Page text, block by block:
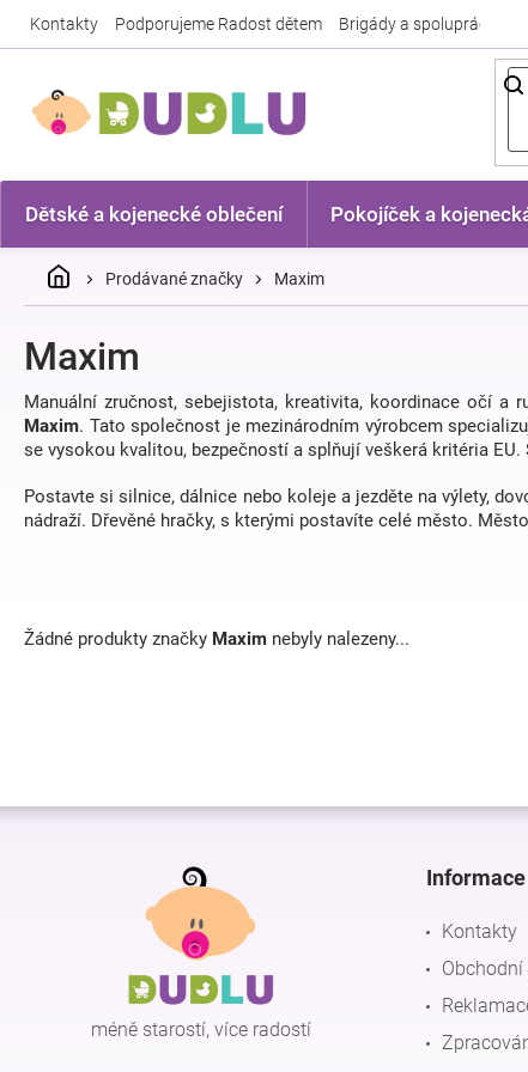
Kontakty Podporujeme Radost dětem Brigády a spolupráce
Dětské a kojenecké oblečení Pokojíček a
DomůProdávané značky Maxim
Maxim
Manuální zručnost, sebejistota, kreativita, koordinace očí a
Maxim. Tato společnost je mezinárodním výrobcem
se vysokou kvalitou, bezpečností a splňují veškerá kritéria
Postavte si silnice, dálnice nebo koleje a jezděte na výlety,
nádraží. Dřevěné hračky, s kterými postavíte celé město.
Žádné produkty značky Maxim nebyly nalezeny...
Z
méně starostí, více radostí
Informace
Kontakty